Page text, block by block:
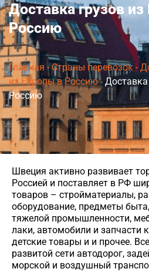
Доставка грузов
Россию
Главная -Страны перевозок-
из Европы в Россию-
Россию
Швеция активно развивает
Россией и поставляет в РФ
товаров – стройматериалы,
оборудование, предметы
тяжелой промышленности,
лаки, автомобили и запчасти
детские товары и и прочее.
развитой сети автодорог,
морской и воздушный